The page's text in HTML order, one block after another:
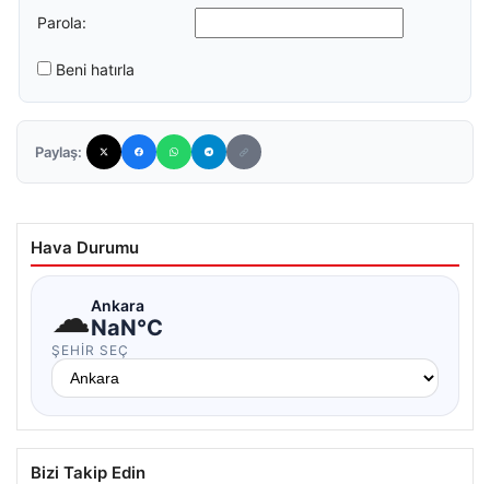
Parola:
Beni hatırla
Paylaş:
Hava Durumu
☁Ankara
NaN°C
ŞEHIR SEÇ
Bizi Takip Edin